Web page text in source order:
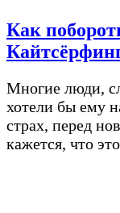
Как
Многие люди,
хотели бы ему
страх, перед
кажется, что